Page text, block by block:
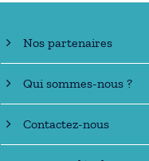
Nos partenaires
Qui sommes-nous ?
Contactez-nous